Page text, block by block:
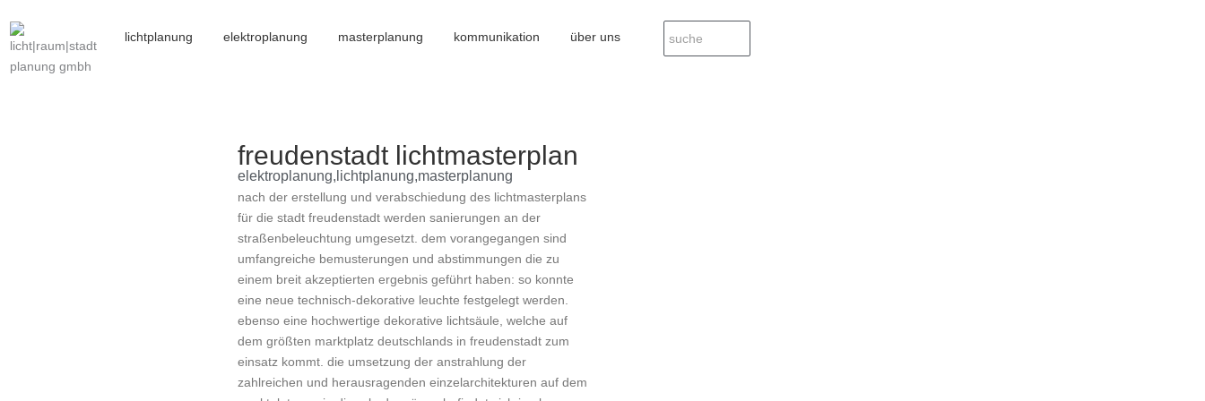
lichtplanung elektroplanung masterplanung kommunikation über uns
freudenstadt lichtmasterplan
elektroplanung, lichtplanung,masterplanung
nach der erstellung und verabschiedung des lichtmasterplans
für die stadt freudenstadt werden sanierungen an der
straßenbeleuchtung umgesetzt. dem vorangegangen sind
umfangreiche bemusterungen und abstimmungen die zu
einem breit akzeptierten ergebnis geführt haben: so konnte
eine neue technisch-dekorative leuchte festgelegt werden.
ebenso eine hochwertige dekorative lichtsäule, welche auf
dem größten marktplatz deutschlands in freudenstadt zum
einsatz kommt. die umsetzung der anstrahlung der
zahlreichen und herausragenden einzelarchitekturen auf dem